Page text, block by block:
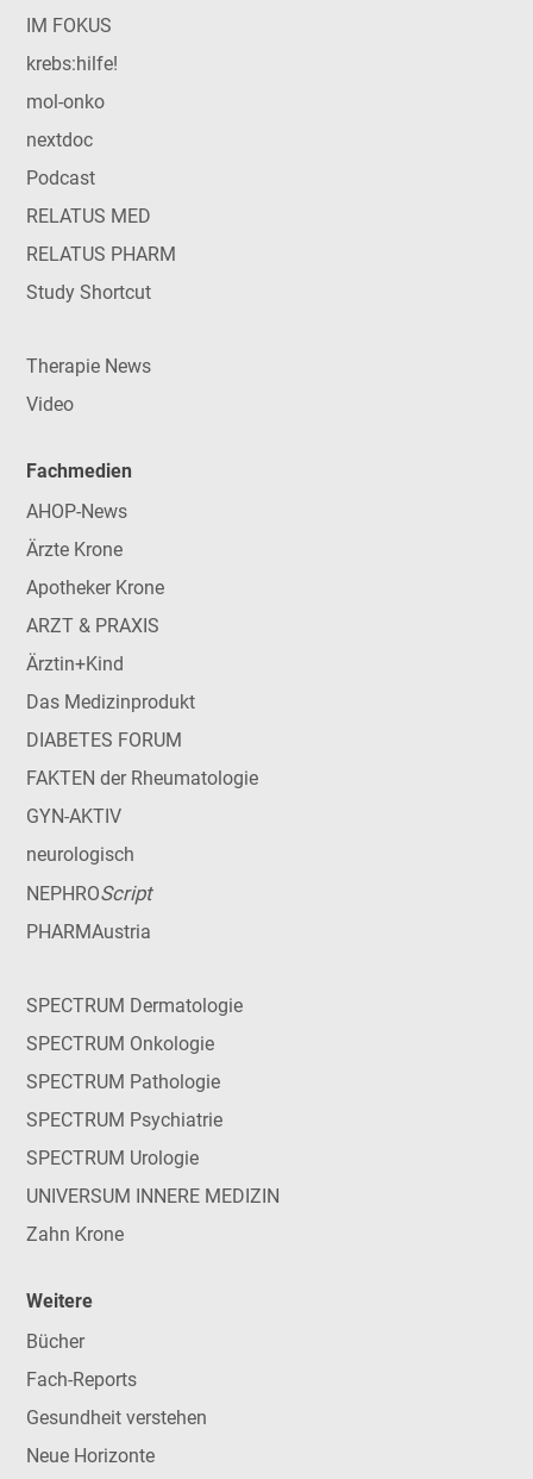
IM FOKUS
krebs:hilfe!
mol-onko
nextdoc
Podcast
RELATUS MED
RELATUS PHARM
Study Shortcut
Therapie News
Video
Fachmedien
AHOP-News
Ärzte Krone
Apotheker Krone
ARZT & PRAXIS
Ärztin+Kind
Das Medizinprodukt
DIABETES FORUM
FAKTEN der Rheumatologie
GYN-AKTIV
neurologisch
NEPHROScript
PHARMAustria
SPECTRUM Dermatologie
SPECTRUM Onkologie
SPECTRUM Pathologie
SPECTRUM Psychiatrie
SPECTRUM Urologie
UNIVERSUM INNERE MEDIZIN
Zahn Krone
Weitere
Bücher
Fach-Reports
Gesundheit verstehen
Neue Horizonte